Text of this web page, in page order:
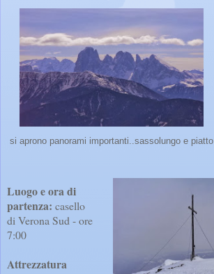
si aprono panorami importanti..sassolungo e piatto
Luogo e ora di
partenza: casello
di Verona Sud - ore
7:00
Attrezzatura